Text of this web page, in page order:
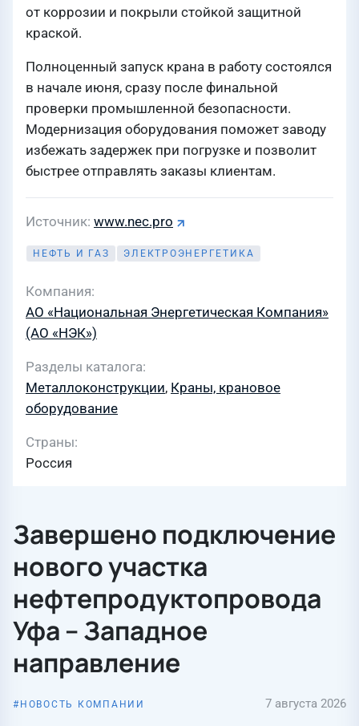
от коррозии и покрыли стойкой защитной
краской.
Полноценный запуск крана в работу состоялся
в начале июня, сразу после финальной
проверки промышленной безопасности.
Модернизация оборудования поможет заводу
избежать задержек при погрузке и позволит
быстрее отправлять заказы клиентам.
Источник www.nec.pro
НЕФТЬ И ГАЗ ЭЛЕКТРОЭНЕРГЕТИКА
Компания
АО «Национальная Энергетическая Компания»
(АО «НЭК»)
Разделы каталога
Металлоконструкции, Краны, крановое
оборудование
Страны
Россия
Завершено подключение
нового участка
нефтепродуктопровода
Уфа – Западное
направление
НОВОСТЬ КОМПАНИИ 7 августа 2026